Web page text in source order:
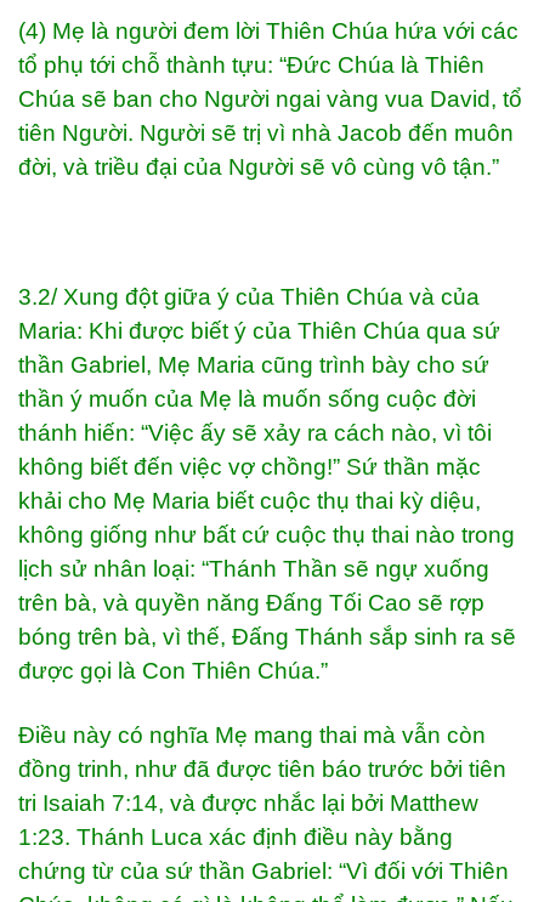
(4) Mẹ là người đem lời Thiên Chúa hứa với các
tổ phụ tới chỗ thành tựu: “Đức Chúa là Thiên
Chúa sẽ ban cho Người ngai vàng vua David, tổ
tiên Người. Người sẽ trị vì nhà Jacob đến muôn
đời, và triều đại của Người sẽ vô cùng vô tận.”
3.2/ Xung đột giữa ý của Thiên Chúa và của
Maria: Khi được biết ý của Thiên Chúa qua sứ
thần Gabriel, Mẹ Maria cũng trình bày cho sứ
thần ý muốn của Mẹ là muốn sống cuộc đời
thánh hiến: “Việc ấy sẽ xảy ra cách nào, vì tôi
không biết đến việc vợ chồng!” Sứ thần mặc
khải cho Mẹ Maria biết cuộc thụ thai kỳ diệu,
không giống như bất cứ cuộc thụ thai nào trong
lịch sử nhân loại: “Thánh Thần sẽ ngự xuống
trên bà, và quyền năng Đấng Tối Cao sẽ rợp
bóng trên bà, vì thế, Đấng Thánh sắp sinh ra sẽ
được gọi là Con Thiên Chúa.”
Điều này có nghĩa Mẹ mang thai mà vẫn còn
đồng trinh, như đã được tiên báo trước bởi tiên
tri Isaiah 7:14, và được nhắc lại bởi Matthew
1:23. Thánh Luca xác định điều này bằng
chứng từ của sứ thần Gabriel: “Vì đối với Thiên